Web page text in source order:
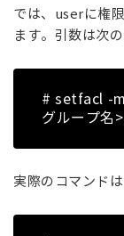
では、userに権
ます。引数は次
# setfacl -
グループ名
実際のコマンド